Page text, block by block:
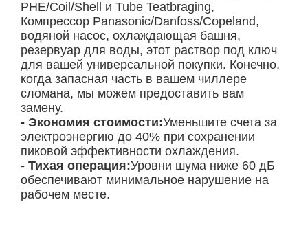
PHE/Coil/Shell и Tube Teatbraging,
Компрессор Panasonic/Danfoss/Copeland,
водяной насос, охлаждающая башня,
резервуар для воды, этот раствор под ключ
для вашей универсальной покупки. Конечно,
когда запасная часть в вашем чиллере
сломана, мы можем предоставить вам
замену.
- Экономия стоимости:Уменьшите счета за
электроэнергию до 40% при сохранении
пиковой эффективности охлаждения.
- Тихая операция:Уровни шума ниже 60 дБ
обеспечивают минимальное нарушение на
рабочем месте.